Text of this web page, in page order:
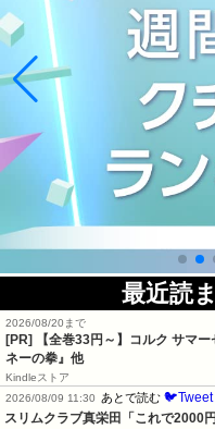
最近読
2026/08/20まで
[PR]
【全巻33円～】コルク サマ
ネーの拳』他
Kindleストア
2026/08/09 11:30
あとで読む 🐦Tweet
スリムクラブ真栄田「これで2000